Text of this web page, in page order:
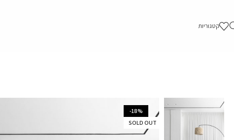
קטגוריות
-18%
SOLD OUT